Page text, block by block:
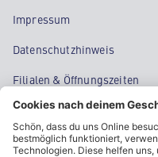
Impressum
Datenschutzhinweis
Filialen & Öffnungszeiten
Kontakt
Cookie-Einstellungen